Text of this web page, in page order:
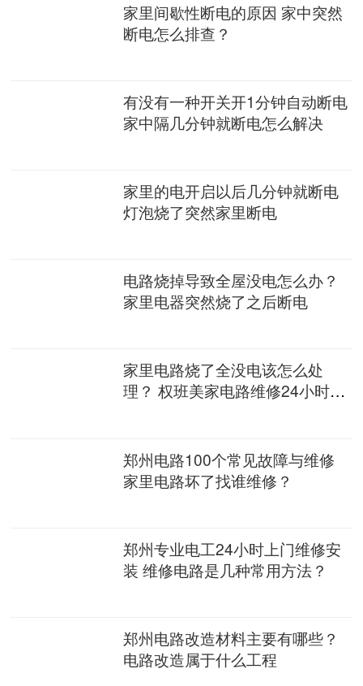
家里间歇性断电的原因 家中突然
断电怎么排查？
有没有一种开关开1分钟自动断电
家中隔几分钟就断电怎么解决
家里的电开启以后几分钟就断电
灯泡烧了突然家里断电
电路烧掉导致全屋没电怎么办？
家里电器突然烧了之后断电
家里电路烧了全没电该怎么处
理？ 权班美家电路维修24小时上
郑州电路100个常见故障与维修
家里电路坏了找谁维修？
郑州专业电工24小时上门维修安
装 维修电路是几种常用方法？
郑州电路改造材料主要有哪些？
电路改造属于什么工程